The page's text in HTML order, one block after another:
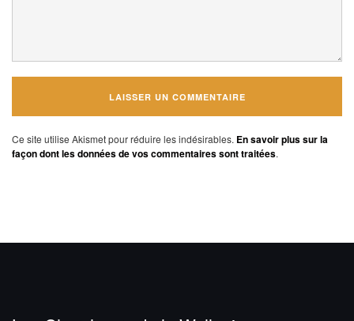
Ce site utilise Akismet pour réduire les indésirables. En savoir plus sur la
façon dont les données de vos commentaires sont traitées.